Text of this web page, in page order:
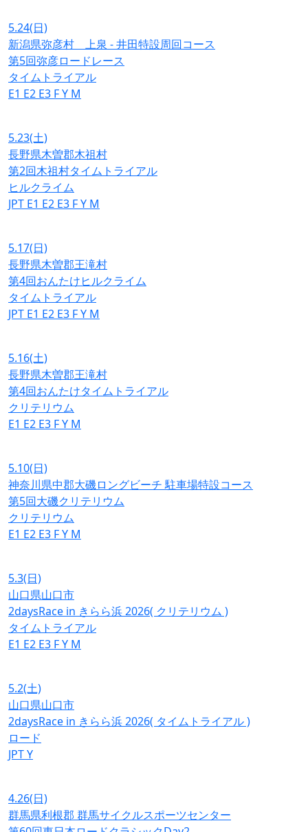
5.24(日)
新潟県弥彦村 上泉 - 井田特設周回コース
第5回弥彦ロードレース
タイムトライアル
E1 E2 E3 FY M
5.23(土)
長野県木曽郡木祖村
第2回木祖村タイムトライアル
ヒルクライム
JPT E1 E2 E3 FY M
5.17(日)
長野県木曽郡王滝村
第4回おんたけヒルクライム
タイムトライアル
JPT E1 E2 E3 FY M
5.16(土)
長野県木曽郡王滝村
第4回おんたけタイムトライアル
クリテリウム
E1 E2 E3 FY M
5.10(日)
神奈川県中郡大磯ロングビーチ 駐車場特設コース
第5回大磯クリテリウム
クリテリウム
E1 E2 E3 FY M
5.3(日)
山口県山口市
2daysRace in きらら浜 2026( クリテリウム )
タイムトライアル
E1 E2 E3 FY M
5.2(土)
山口県山口市
2daysRace in きらら浜 2026( タイムトライアル )
ロード
JPTY
4.26(日)
群馬県利根郡 群馬サイクルスポーツセンター